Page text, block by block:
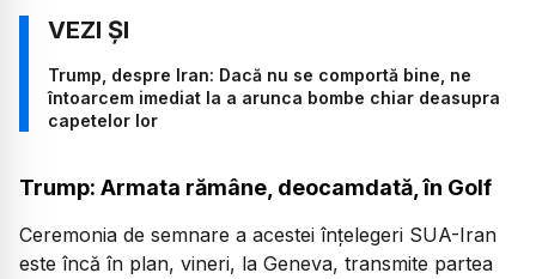
Trump, despre Iran: Dacă nu se comportă bine, ne
întoarcem imediat la a arunca bombe chiar deasupra
capetelor lor
Trump: Armata rămâne, deocamdată, în Golf
Ceremonia de semnare a acestei înțelegeri SUA-Iran
este încă în plan, vineri, la Geneva, transmite partea